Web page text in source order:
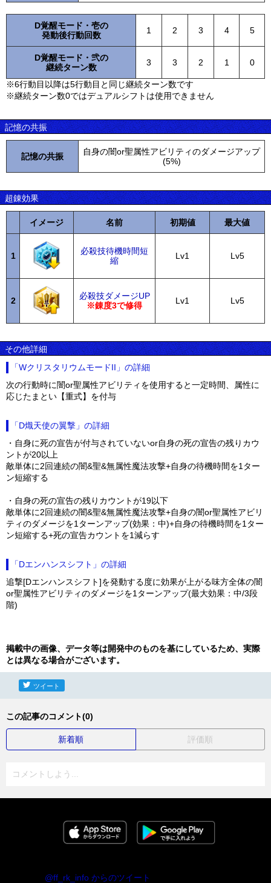
D覚醒モード・壱の
発動後行動回数
1 2 3 4 5
D覚醒モード・弐の
継続ターン数
3 3 2 1 0
※6行動目以降は5行動目と同じ継続ターン数です
※継続ターン数0ではデュアルシフトは使用できません
記憶の共振
記憶の共振
自身の闇or聖属性アビリティのダメージアップ
(5%)
超錬効果
イメージ 名前 初期値 最大値
1
必殺技待機時間短
縮
Lv1 Lv5
2
必殺技ダメージUP
※錬度3で修得
Lv1 Lv5
その他詳細
「WクリスタリウムモードII」の詳細
次の行動時に闇or聖属性アビリティを使用すると一定時間、属性に
応じたまとい【重式】を付与
「D熾天使の翼撃」の詳細
・自身に死の宣告が付与されていないor自身の死の宣告の残りカウ
ントが20以上
敵単体に2回連続の闇&聖&無属性魔法攻撃+自身の待機時間を1ター
ン短縮する
・自身の死の宣告の残りカウントが19以下
敵単体に2回連続の闇&聖&無属性魔法攻撃+自身の闇or聖属性アビリ
ティのダメージを1ターンアップ(効果：中)+自身の待機時間を1ター
ン短縮する+死の宣告カウントを1減らす
「Dエンハンスシフト」の詳細
追撃[Dエンハンスシフト]を発動する度に効果が上がる味方全体の闇
or聖属性アビリティのダメージを1ターンアップ(最大効果：中/3段
階)
掲載中の画像、データ等は開発中のものを基にしているため、実際
とは異なる場合がございます。
ツイート
この記事のコメント(0)
新着順 評価順
コメントしよう...
@ff_rk_info からのツイート